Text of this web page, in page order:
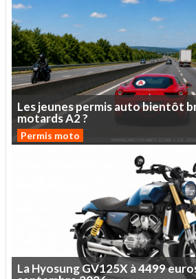
Lesjeunespermisautobientôt
motardsA2?
Permis moto
LaHyosungGV125X à4499